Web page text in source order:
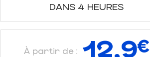
DANS 4 HEURES
À partir de : 12,9€